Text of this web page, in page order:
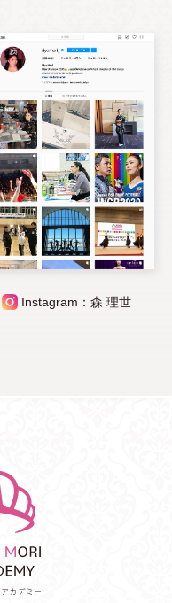
Instagram：森 理世